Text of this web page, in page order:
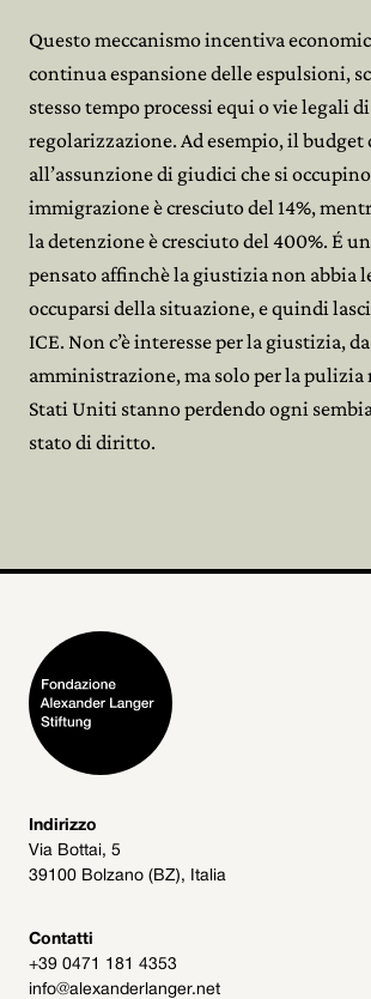
Questo meccanismo incentiva
continua espansione delle espulsioni,
stesso tempo processi equi o vie legali di
regolarizzazione. Ad esempio, il budget
all’assunzione di giudici che si
immigrazione è cresciuto del 14%,
la detenzione è cresciuto del 400%. É
pensato affinchè la giustizia non abbia
occuparsi della situazione, e quindi
ICE. Non c’è interesse per la giustizia,
amministrazione, ma solo per la pulizia
Stati Uniti stanno perdendo ogni
stato di diritto.
Indirizzo
Via Bottai, 5
39100 Bolzano (BZ), Italia
Contatti
+39 0471 181 4353
info@alexanderlanger.net